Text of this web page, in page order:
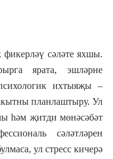
сәләте яхшы.
ярата, эшләрне
ихтыяҗы –
планлаштыру. Ул
һәм җитди мөнәсәбәт
сәләтләрен
ул стресс кичерә